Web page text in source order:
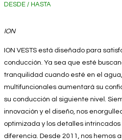
DESDE / HASTA
ION
ION VESTS está diseñado para
conducción. Ya sea que esté
tranquilidad cuando esté en el
multifuncionales aumentará su
su conducción al siguiente nivel.
innovación y el diseño, nos
optimizada y los detalles
diferencia. Desde 2011, nos hemos